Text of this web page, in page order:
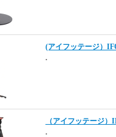
(アイフッテージ）
.
（アイフッテージ
.